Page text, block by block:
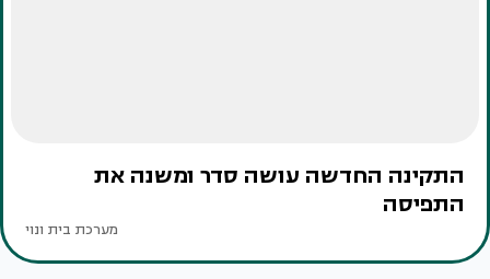
התקינה החדשה עושה סדר ומשנה את
התפיסה
מערכת בית ונוי